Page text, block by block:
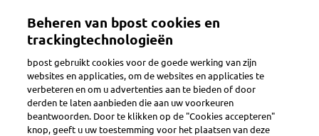
inhoud
Toggle navigationVolg al je pakjes in één app
Pakjes ontvangen
Beheren van bpost cookies en
trackingtechnologieën
bpost gebruikt cookies voor de goede werking van zijn
websites en applicaties, om de websites en applicaties te
verbeteren en om u advertenties aan te bieden of door
derden te laten aanbieden die aan uw voorkeuren
beantwoorden. Door te klikken op de "Cookies accepteren"
knop, geeft u uw toestemming voor het plaatsen van deze